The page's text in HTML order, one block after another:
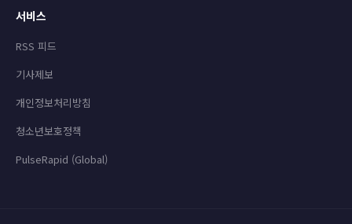
서비스
RSS 피드
기사제보
개인정보처리방침
청소년보호정책
PulseRapid (Global)